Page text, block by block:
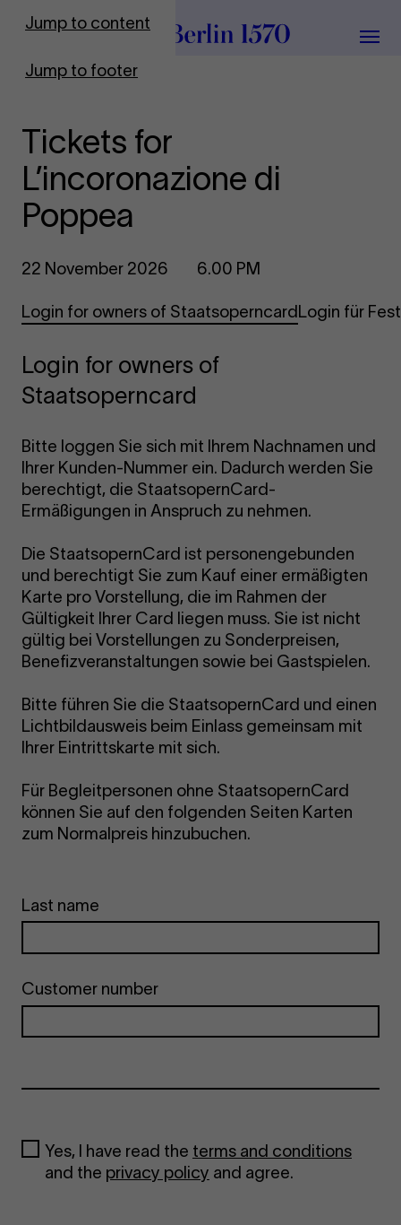
Jump to content
Jump to footer
To Frontpage
Tickets for
L’incoronazione di
Poppea
22 November 2026 6.00 PM
Login for owners of Staatsoperncard Login für
Login for owners of
Staatsoperncard
Bitte loggen Sie sich mit Ihrem Nachnamen und
Ihrer Kunden-Nummer ein. Dadurch werden Sie
berechtigt, die StaatsopernCard-
Ermäßigungen in Anspruch zu nehmen.
Die StaatsopernCard ist personengebunden
und berechtigt Sie zum Kauf einer ermäßigten
Karte pro Vorstellung, die im Rahmen der
Gültigkeit Ihrer Card liegen muss. Sie ist nicht
gültig bei Vorstellungen zu Sonderpreisen,
Benefizveranstaltungen sowie bei Gastspielen.
Bitte führen Sie die StaatsopernCard und einen
Lichtbildausweis beim Einlass gemeinsam mit
Ihrer Eintrittskarte mit sich.
Für Begleitpersonen ohne StaatsopernCard
können Sie auf den folgenden Seiten Karten
zum Normalpreis hinzubuchen.
Last name
Customer number
Yes, I have read the terms and conditions
and the privacy policy and agree.